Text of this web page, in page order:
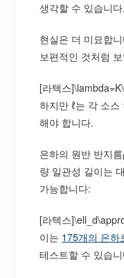
생각할 수 있습니다.
현실은 더 미묘합
보편적인 것처럼
[라텍스
하지만 ℓ는 각 소
해야 합니다.
은하의 원반 반지름
량 일관성 길이는
가능합니다:
[라텍스
이는 175개의 은하
테스트할 수 있습